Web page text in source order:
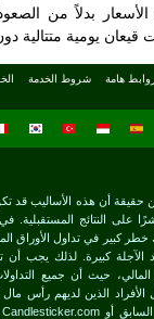
بدلاً من
شروط الخدمة هامة
حقيقة أن هذه الأساليب
على النتائج المستقبلية.
كبير في تداول الأوراق
الآجلة كبيرة. لذلك يجب أن
حيث أن جميع
الأفراد الذين لديهم رأس